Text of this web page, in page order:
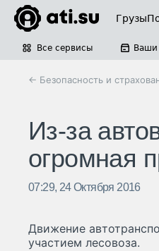
Грузы
Все сервисы Ваши
← Безопасность и
Из-за
огромная
07:29, 24 Октября 2016
Движение
участием лесовоза.